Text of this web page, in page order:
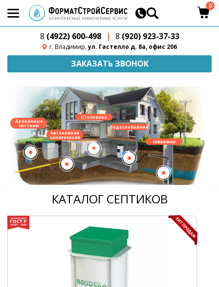
8 (4922) 600-498 | 8 (920) 923-37-33
г. Владимир,ул. Гастелло д. 8а, офис 206
0
ЗАКАЗАТЬ ЗВОНОК
Дренажные
системы
Автономная
канализация
Отопление
Водоснабжение
Скважины
КАТАЛОГ СЕПТИКОВ